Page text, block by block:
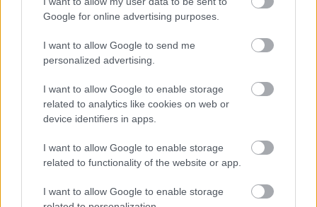
Google for online advertising purposes.
I want to allow Google to send me
personalized advertising.
I want to allow Google to enable storage
related to analytics like cookies on web or
device identifiers in apps.
I want to allow Google to enable storage
related to functionality of the website or app.
I want to allow Google to enable storage
régi, jól ismert és kellemes élménnyel kötnek össze,
olyankor is szokták alkalmazni, amikor egy új slágert
vezetnek be, és két, már jól ismert, toplistás dal
között játszzák le. Ezt a trükköt te is alkalmazhatod,
ha rá akarod szoktatni magadat egy új, hasznos
tevékenységre. Ha haragszol magadra, amiért
ne a reggeli félálomban, rohanva történő
tisztálkodás menetébe iktasd be, hanem az esti
könnyedén eszedbe is jut, és szívesebben is végzed,